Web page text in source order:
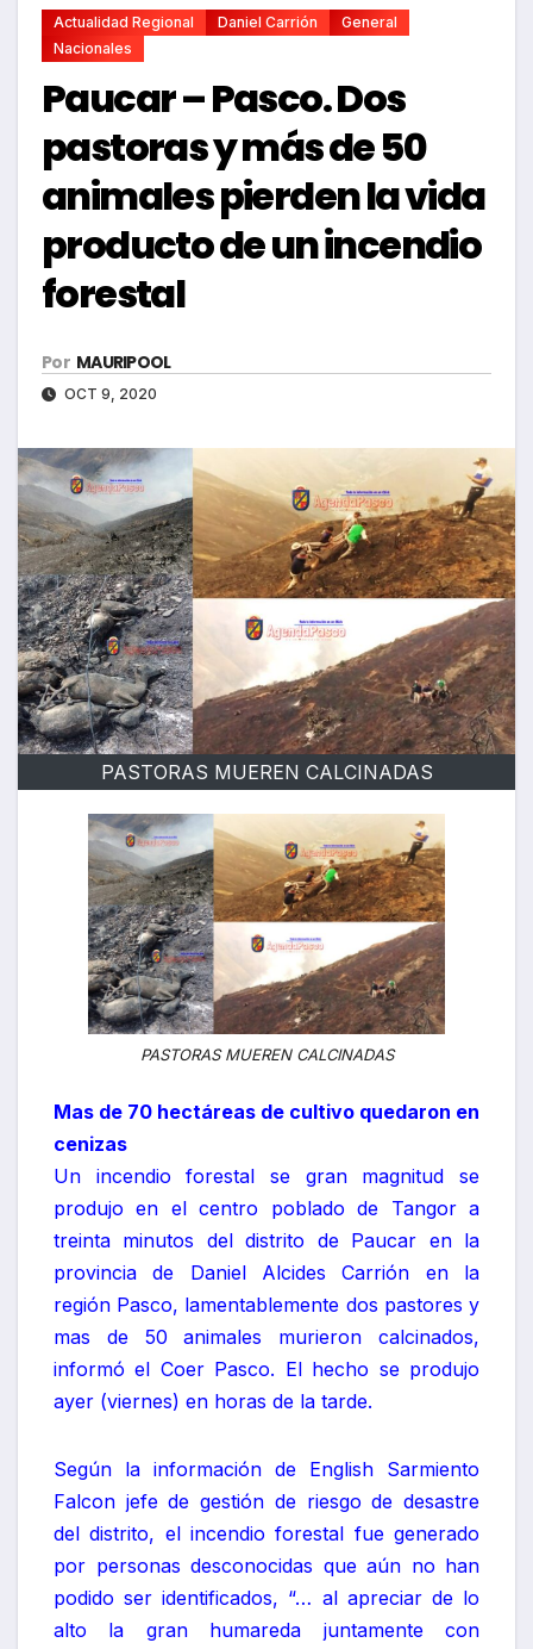
Actualidad Regional Daniel Carrión
General
Nacionales
Paucar – Pasco. Dos
pastoras y más de 50
animales pierden la vida
producto de un incendio
forestal
Por MAURIPOOL
OCT 9, 2020
PASTORAS MUEREN CALCINADAS
PASTORAS MUEREN CALCINADAS
Mas de 70 hectáreas de cultivo quedaron en
cenizas
Un incendio forestal se gran magnitud se
produjo en el centro poblado de Tangor a
treinta minutos del distrito de Paucar en la
provincia de Daniel Alcides Carrión en la
región Pasco, lamentablemente dos pastores y
mas de 50 animales murieron calcinados,
informó el Coer Pasco. El hecho se produjo
ayer (viernes) en horas de la tarde.
Según la información de English Sarmiento
Falcon jefe de gestión de riesgo de desastre
del distrito, el incendio forestal fue generado
por personas desconocidas que aún no han
podido ser identificados, “… al apreciar de lo
alto la gran humareda juntamente con